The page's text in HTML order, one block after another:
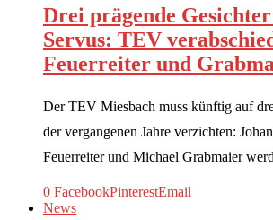
Drei prägende Gesichter
Servus: TEV
Feuerreiter und
Der TEV Miesbach muss künftig auf
der vergangenen Jahre verzichten:
Feuerreiter und Michael Grabmaier
0 FacebookPinterestEmail
News